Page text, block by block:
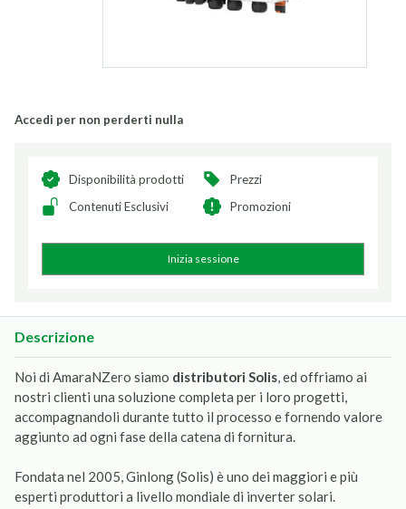
Accedi per non perderti nulla
Disponibilità prodotti
Prezzi
Contenuti Esclusivi
Promozioni
Inizia sessione
Descrizione
Noi di AmaraNZero siamo distributori Solis, ed offriamo ai
nostri clienti una soluzione completa per i loro progetti,
accompagnandoli durante tutto il processo e fornendo valore
aggiunto ad ogni fase della catena di fornitura.
Fondata nel 2005, Ginlong (Solis) è uno dei maggiori e più
esperti produttori a livello mondiale di inverter solari.